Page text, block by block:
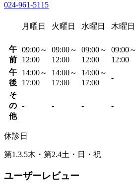
024-961-5115
月曜日 火曜日 水曜日 木曜日
午
前
09:00～
12:00
09:00～
12:00
09:00～
12:00
09:00～
12:00
午
後
14:00～
17:00
14:00～
17:00
14:00～
17:00
-
そ
の
他
- - - -
休診日
第1.3.5木・第2.4土・日・祝
ユーザーレビュー